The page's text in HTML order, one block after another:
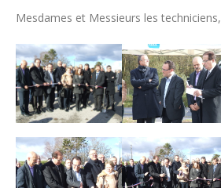
Mesdames et Messieurs les techniciens,